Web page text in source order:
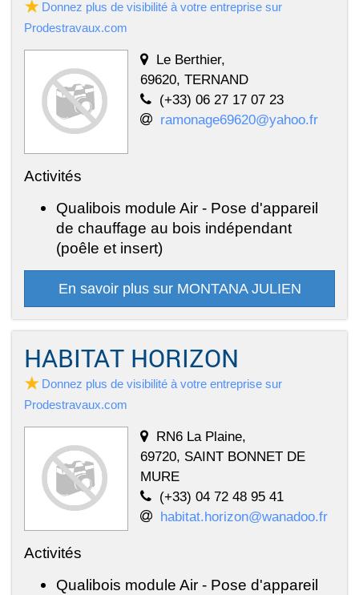
Donnez plus de visibilité à votre entreprise sur
Prodestravaux.com
Le Berthier,
69620, TERNAND
(+33) 06 27 17 07 23
ramonage69620@yahoo.fr
Activités
Qualibois module Air - Pose d'appareil
de chauffage au bois indépendant
(poêle et insert)
En savoir plus sur MONTANA JULIEN
HABITAT HORIZON
Donnez plus de visibilité à votre entreprise sur
Prodestravaux.com
RN6 La Plaine,
69720, SAINT BONNET DE
MURE
(+33) 04 72 48 95 41
habitat.horizon@wanadoo.fr
Activités
Qualibois module Air - Pose d'appareil